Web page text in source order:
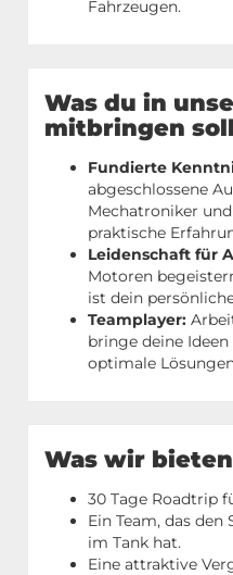
Fahrzeugen.
Was du in
mitbringen
Fundierte
abgeschlossene
Mechatroniker
praktische
Leidenschaft für
Motoren
ist dein
Teamplayer:
bringe deine
optimale
Was wir
30 Tage Roadtrip
Ein Team, das
im Tank hat.
Eine attraktive